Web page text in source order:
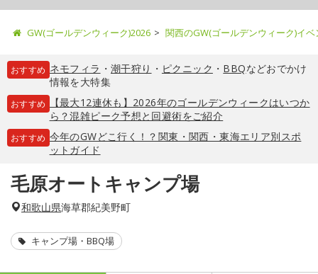
GW(ゴールデンウィーク)2026 関西のGW(ゴールデンウィーク)イ
おすすめ ネモフィラ ・ 潮干狩り ・ ピクニック ・ BBQなどおでかけ
情報を大特集
おすすめ
【最大12連休も】2026年のゴールデンウィークはいつか
ら？混雑ピーク予想と回避術をご紹介
おすすめ 今年のGWどこ行く！？関東・関西・東海エリア別スポ
ットガイド
毛原オートキャンプ場
和歌山県海草郡紀美野町
キャンプ場・BBQ場